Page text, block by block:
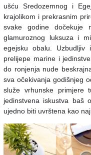
ušću Sredozemnog i
krajolikom i prekrasnim
svake godine dočekuje
glamuroznog luksuza i
egejsku obalu. Uzbudljiv
prelijepe marine i
do ronjenja nude
sva očekivanja godišnjeg
služe vrhunske primjere
jedinstvena iskustva baš
ujedno biti uvrštena kao